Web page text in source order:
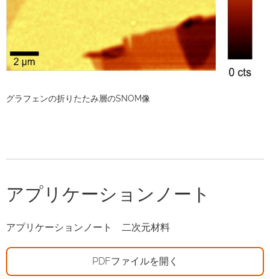
グラフェンの折りたたみ層のSNOM像
アプリケーションノート
アプリケーションノート 二次元材料
PDFファイルを開く